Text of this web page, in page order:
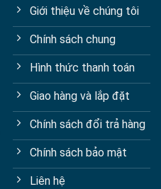
Giới thiệu về chúng tôi
Chính sách chung
Hình thức thanh toán
Giao hàng và lắp đặt
Chính sách đổi trả hàng
Chính sách bảo mật
Liên hệ